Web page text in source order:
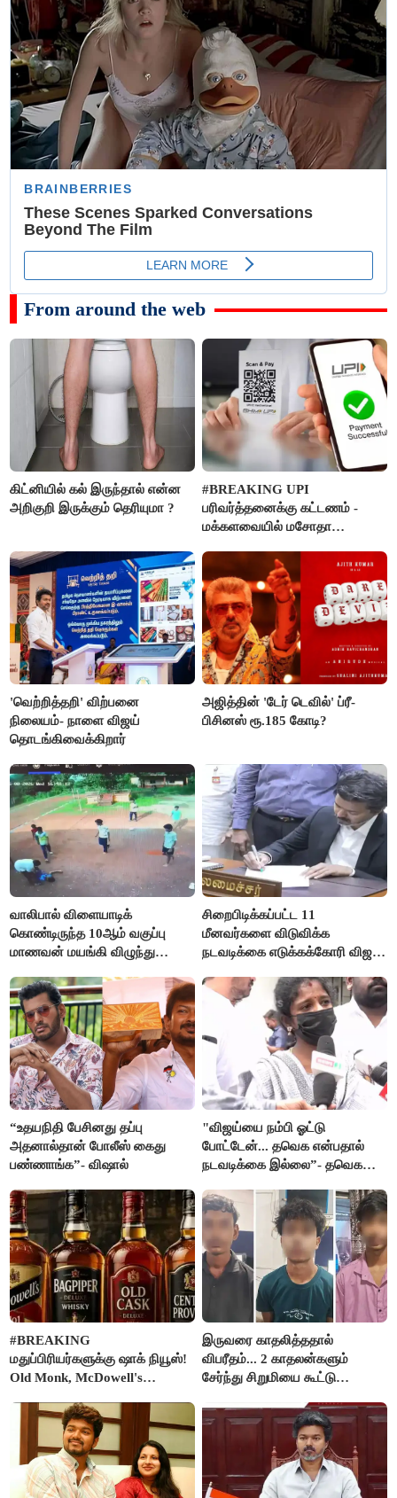
From around the web
கிட்னியில் கல் இருந்தால் என்ன
அறிகுறி இருக்கும் தெரியுமா ?
#BREAKING UPI
பரிவர்த்தனைக்கு கட்டணம் -
மக்களவையில் மசோதா
'வெற்றித்தறி' விற்பனை
நிலையம்- நாளை விஜய்
தொடங்கிவைக்கிறார்
அஜித்தின் 'டேர் டெவில்' ப்ரீ-
பிசினஸ் ரூ.185 கோடி?
வாலிபால் விளையாடிக்
கொண்டிருந்த 10ஆம் வகுப்பு
மாணவன் மயங்கி விழுந்து
சிறைபிடிக்கப்பட்ட 11
மீனவர்களை விடுவிக்க
நடவடிக்கை எடுக்கக்கோரி விஜய்
“உதயநிதி பேசினது தப்பு
அதனால்தான் போலீஸ் கைது
பண்ணாங்க”- விஷால்
"விஜய்யை நம்பி ஓட்டு
போட்டேன்... தவெக என்பதால்
நடவடிக்கை இல்லை”- தவெக
கதறல்
#BREAKING
மதுப்பிரியர்களுக்கு ஷாக் நியூஸ்!
Old Monk, McDowell's
FSSAI தடை
இருவரை காதலித்ததால்
விபரீதம்... 2 காதலன்களும்
சேர்ந்து சிறுமியை கூட்டு
செய்த கொடூரம்